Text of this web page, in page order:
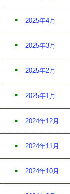
2025年4月
2025年3月
2025年2月
2025年1月
2024年12月
2024年11月
2024年10月